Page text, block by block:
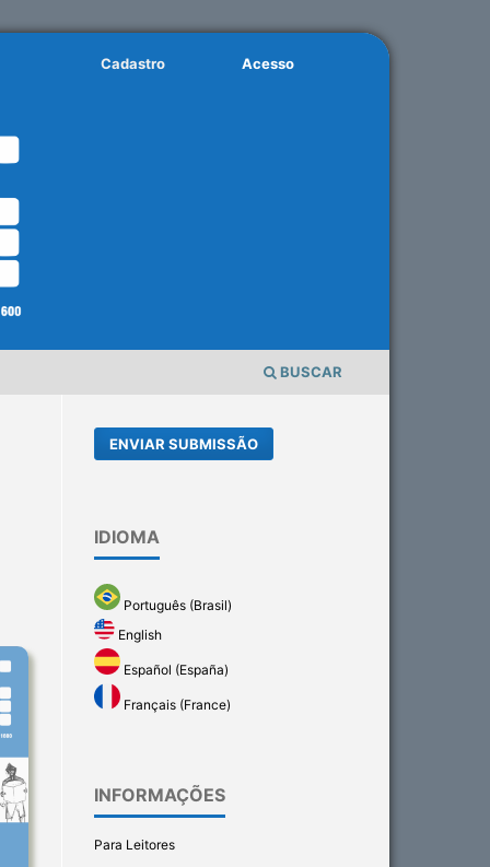
BUSCAR
Cadastro Acesso
ENVIAR SUBMISSÃO
IDIOMA
Português (Brasil)
English
Español (España)
Français (France)
INFORMAÇÕES
Para Leitores